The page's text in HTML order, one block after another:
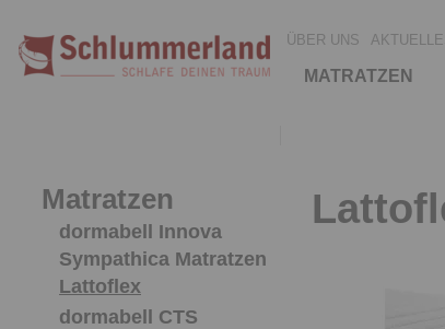
ÜBER UNS
MATRATZEN
Matratzen
dormabell Innova
Sympathica Matratzen
Lattoflex
dormabell CTS